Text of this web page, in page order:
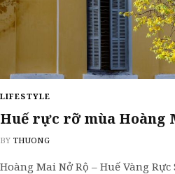
LIFESTYLE
Huế rực rỡ mùa Hoàng
BY THUONG
Hoàng Mai Nở Rộ – Huế Vàng